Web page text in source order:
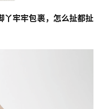
丫牢牢包裹，怎么扯都扯